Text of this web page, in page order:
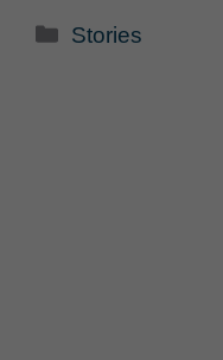
Categorie
Stories